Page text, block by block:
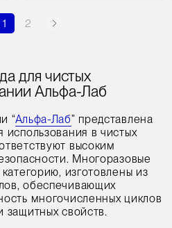
1 2
для чистых
Альфа-Лаб
“Альфа-Лаб” представлена
использования в чистых
высоким
Многоразовые
изготовлены из
обеспечивающих
многочисленных циклов
защитных свойств.